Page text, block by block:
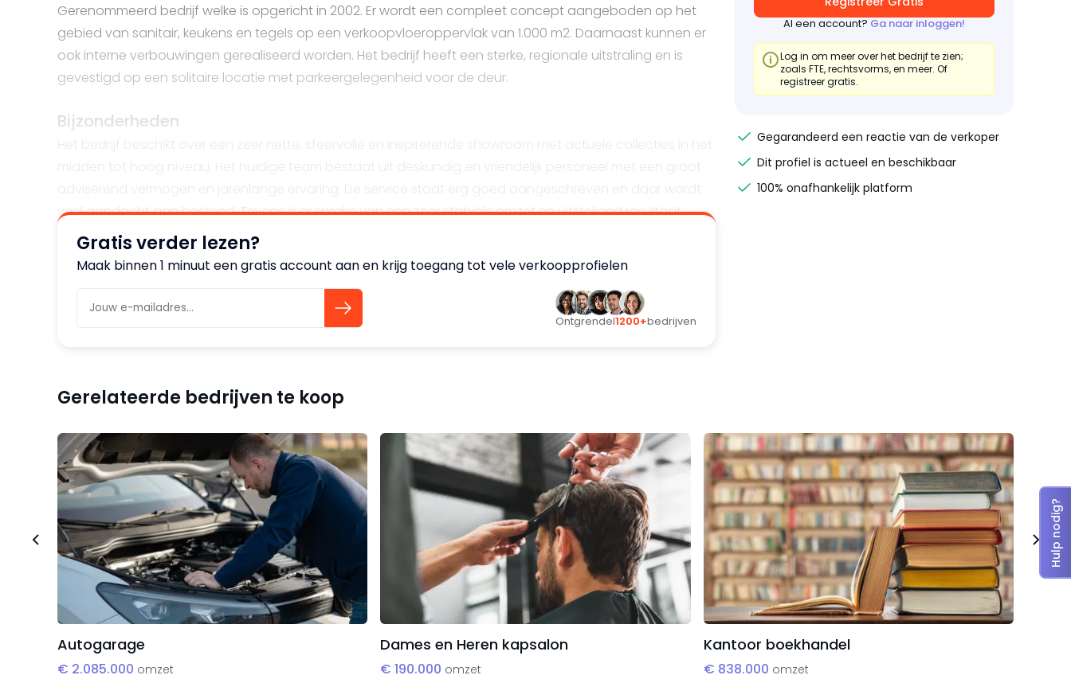
Gerenommeerd bedrijf welke is opgericht in 2002. Er wordt een compleet concept aangeboden op het
gebied van sanitair, keukens en tegels op een verkoopvloeroppervlak van 1.000 m2. Daarnaast kunnen er
ook interne verbouwingen gerealiseerd worden. Het bedrijf heeft een sterke, regionale uitstraling en is
gevestigd op een solitaire locatie met parkeergelegenheid voor de deur.
Bijzonderheden
veel aandacht aan besteed. Tevens is er sprake van een zeer stabiele omzet en uitstekend resultaat.
Aangeboden belang
De verkoper wenst het volledige bedrijf (100%) te verkopen.
Transactievorm
Gratis verder lezen?
Maak binnen 1 minuut een gratis account aan en krijg toegang tot vele verkoopprofielen
Ontgrendel1200+bedrijven
Al een account? Ga naar inloggen!
Log in om meer over het bedrijf te zien;
zoals FTE, rechtsvorms, en meer. Of
registreer gratis.
Gegarandeerd een reactie van de verkoper
Dit profiel is actueel en beschikbaar
100% onafhankelijk platform
Gerelateerde bedrijven te koop
Autogarage
€ 2.085.000 omzet
Dames en Heren kapsalon
€ 190.000 omzet
Kantoor boekhandel
€ 838.000 omzet
Hulp nodig?